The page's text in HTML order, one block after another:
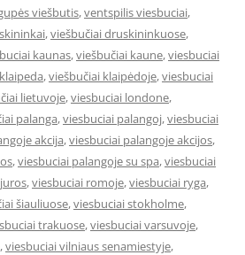
viešbutis,ventspilis viesbuciai,
,viešbučiai druskininkuose,
kaunas,viešbučiai kaune,viesbuciai
,viešbučiai klaipėdoje,viesbuciai
lietuvoje,viesbuciai londone,
palanga,viesbuciai palangoj,viesbuciai
akcija,viesbuciai palangoje akcijos,
,viesbuciai palangoje su spa,viesbuciai
,viesbuciai romoje,viesbuciai ryga,
šiauliuose,viesbuciai stokholme,
trakuose,viesbuciai varsuvoje,
,viesbuciai vilniaus senamiestyje,